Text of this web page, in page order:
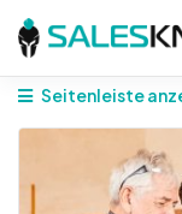
Seitenleiste